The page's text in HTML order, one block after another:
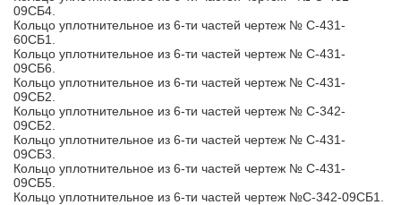
09СБ4.
Кольцо уплотнительное из 6-ти частей чертеж № С-431-
60СБ1.
Кольцо уплотнительное из 6-ти частей чертеж № С-431-
09СБ6.
Кольцо уплотнительное из 6-ти частей чертеж № С-431-
09СБ2.
Кольцо уплотнительное из 6-ти частей чертеж № С-342-
09СБ2.
Кольцо уплотнительное из 6-ти частей чертеж № С-431-
09СБ3.
Кольцо уплотнительное из 6-ти частей чертеж № С-431-
09СБ5.
Кольцо уплотнительное из 6-ти частей чертеж №С-342-09СБ1.